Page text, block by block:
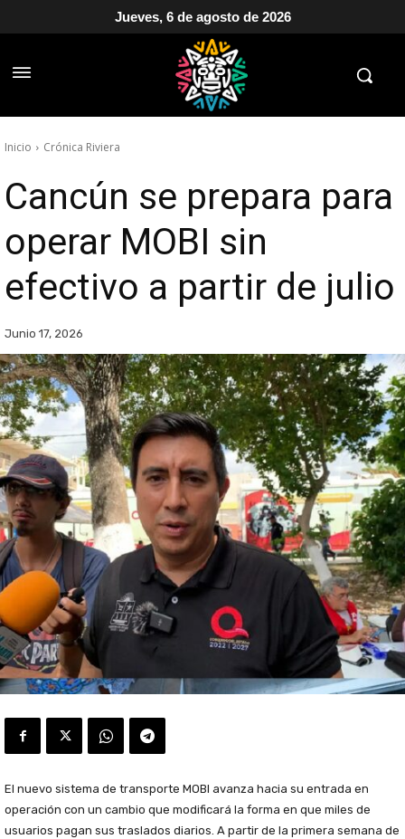
Jueves, 6 de agosto de 2026
Inicio Crónica Riviera
Cancún se prepara para
operar MOBI sin
efectivo a partir de julio
Junio 17, 2026
El nuevo sistema de transporte MOBI avanza hacia su entrada en
operación con un cambio que modificará la forma en que miles de
usuarios pagan sus traslados diarios. A partir de la primera semana de